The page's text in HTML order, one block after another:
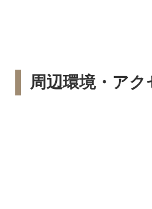
周辺環境・アク